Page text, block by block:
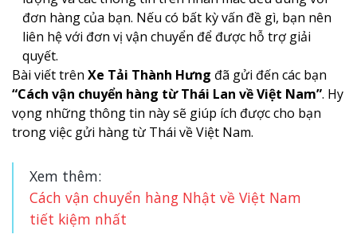
đơn hàng của bạn. Nếu có bất kỳ vấn đề gì, bạn nên
liên hệ với đơn vị vận chuyển để được hỗ trợ giải
quyết.
Bài viết trên Xe Tải Thành Hưng đã gửi đến các bạn
“Cách vận chuyển hàng từ Thái Lan về Việt Nam”. Hy
vọng những thông tin này sẽ giúp ích được cho bạn
trong việc gửi hàng từ Thái về Việt Nam.
Xem thêm:
Cách vận chuyển hàng Nhật về Việt Nam
tiết kiệm nhất